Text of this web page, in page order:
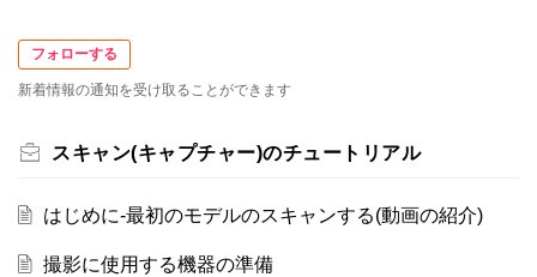
フォローする
新着情報の通知を受け取ることができます
スキャン(キャプチャー)のチュートリアル
はじめに-最初のモデルのスキャンする(動画の紹介)
撮影に使用する機器の準備